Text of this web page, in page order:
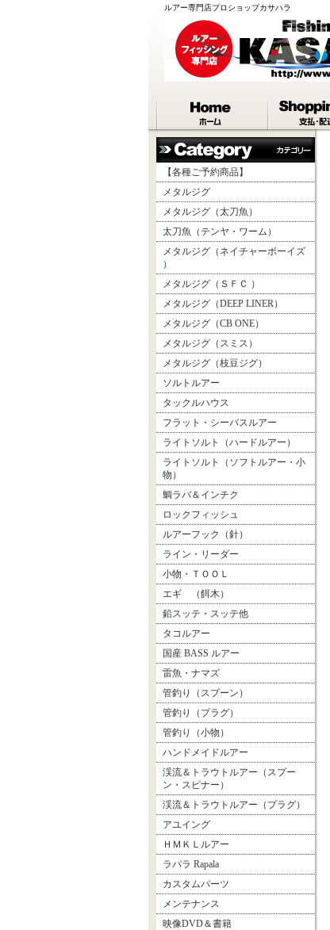
ルアー専門店プロショップカサハラ
【各種ご予約商品】
メタルジグ
メタルジグ（太刀魚）
太刀魚（テンヤ・ワーム）
メタルジグ（ネイチャーボーイズ
）
メタルジグ（ＳＦＣ ）
メタルジグ（DEEP LINER）
メタルジグ（CB ONE）
メタルジグ（スミス）
メタルジグ（枝豆ジグ）
ソルトルアー
タックルハウス
フラット・シーバスルアー
ライトソルト（ハードルアー）
ライトソルト（ソフトルアー・小
物）
鯛ラバ＆インチク
ロックフィッシュ
ルアーフック（針）
ライン・リーダー
小物・ＴＯＯＬ
エギ （餌木）
鉛スッテ・スッテ他
タコルアー
国産 BASS ルアー
雷魚・ナマズ
管釣り（スプーン）
管釣り（プラグ）
管釣り（小物）
ハンドメイドルアー
渓流＆トラウトルアー（スプー
ン・スピナー）
渓流＆トラウトルアー（プラグ）
アユイング
ＨＭＫＬルアー
ラパラ Rapala
カスタムパーツ
メンテナンス
映像DVD＆書籍